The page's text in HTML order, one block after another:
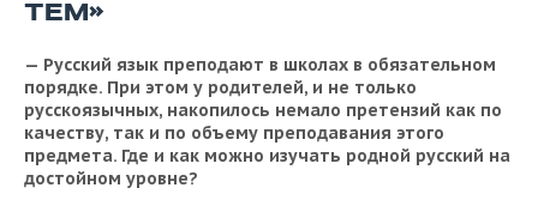
ТЕМ»
— Русский язык преподают в школах в обязательном
порядке. При этом у родителей, и не только
русскоязычных, накопилось немало претензий как по
качеству, так и по объему преподавания этого
предмета. Где и как можно изучать родной русский на
достойном уровне?